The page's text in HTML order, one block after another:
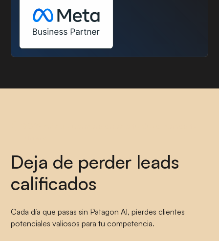
Deja de perder leads
calificados
Cada día que pasas sin Patagon AI, pierdes clientes
potenciales valiosos para tu competencia.